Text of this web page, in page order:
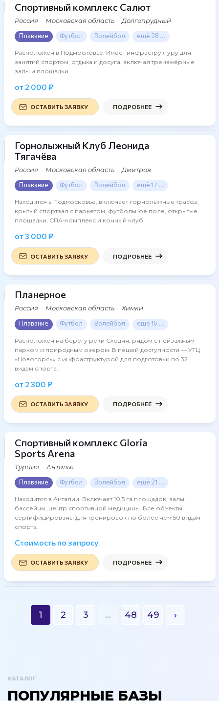
Спортивный комплекс Салют
Россия Московская область
Долгопрудный
Плавание
Футбол Волейбол ещё 28 ...
Расположен в Подмосковье. Имеет инфраструктуру для
занятий спортом, отдыха и досуга, включая тренажёрные
залы и площадки.
ОСТАВИТЬ ЗАЯВКУ ПОДРОБНЕЕ
от 2 000 ₽
50 фото
Горнолыжный Клуб Леонида
Тягачёва
Россия Московская область
Дмитров
Плавание
Футбол Волейбол ещё 17 ...
Находится в Подмосковье, включает горнолыжные трассы,
крытый спортзал с паркетом, футбольное поле, открытые
площадки, СПА-комплекс и конный клуб.
ОСТАВИТЬ ЗАЯВКУ ПОДРОБНЕЕ
от 3 000 ₽
28 фото
Планерное
Россия Московская область
Химки
Плавание
Футбол Волейбол ещё 16 ...
Расположен на берегу реки Сходня, рядом с пейзажным
парком и природным озером. В пешей доступности — УТЦ
«Новогорск» с инфраструктурой для подготовки по 32
видам спорта.
ОСТАВИТЬ ЗАЯВКУ ПОДРОБНЕЕ
от 2 300 ₽
16 фото
Спортивный комплекс Gloria
Sports Arena
Турция
Анталья
Плавание
Футбол Волейбол ещё 21 ...
Находится в Анталии. Включает 10,5 га площадок, залы,
бассейны, центр спортивной медицины. Все объекты
сертифицированы для тренировок по более чем 50 видам
спорта.
ОСТАВИТЬ ЗАЯВКУ ПОДРОБНЕЕ
Стоимость по запросу
32 фото
1 2 3 ... 48 49 ›
КАТАЛОГ
ПОПУЛЯРНЫЕ БАЗЫ